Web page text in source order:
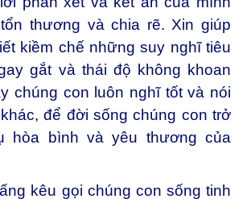
thương và chia rẽ. Xin giúp
kiềm chế những suy nghĩ tiêu
gắt và thái độ không khoan
chúng con luôn nghĩ tốt và nói
để đời sống chúng con trở
hòa bình và yêu thương của
kêu gọi chúng con sống tinh